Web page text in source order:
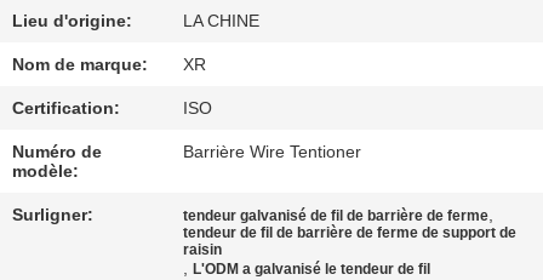
CONTRÔLE
DE
QUALITÉ
CONTACTEZ-
NOUS
Lieu d'origine: LA CHINE
Nom de marque: XR
Certification: ISO
Numéro de
modèle:
Barrière Wire Tentioner
Surligner: tendeur galvanisé de fil de barrière de ferme,
tendeur de fil de barrière de ferme de support de
raisin
,L'ODM a galvanisé le tendeur de fil